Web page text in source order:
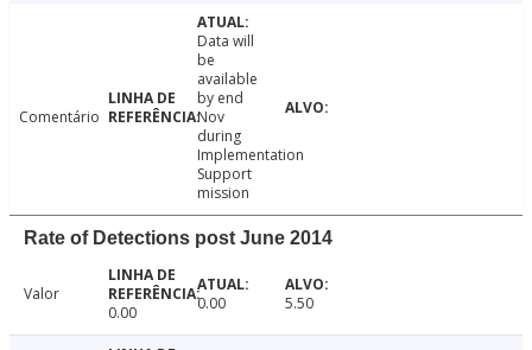
Comentário
Data will
be
available
by end
Nov
during
Implementation
Support
mission
Rate of Detections post June 2014
Valor
0.00
0.00 5.50